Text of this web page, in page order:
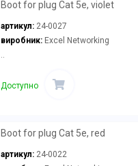
Boot for plug Cat 5e, violet
артикул: 24-0027
виробник:Excel Networking
Доступно
Boot for plug Cat 5e, red
артикул: 24-0022